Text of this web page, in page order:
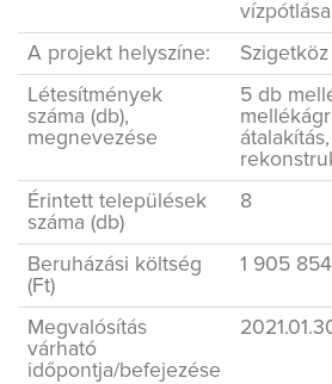
TALAJMECHANIKAI LABORATÓRIUM
FELNŐTTKÉPZÉS
KÖZZÉTÉTELI KÖTELEZETTSÉG
KAPCSOLAT
ENG
A projekt helyszíne:
Szigetköz
Létesítmények
száma (db),
megnevezése
5 db
Érintett települések
száma (db)
8
Beruházási költség
(Ft)
1 905
Megvalósítás
várható
időpontja/befejezése